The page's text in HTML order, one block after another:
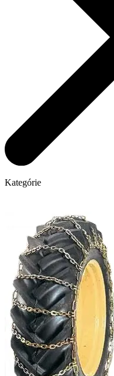
Kategórie